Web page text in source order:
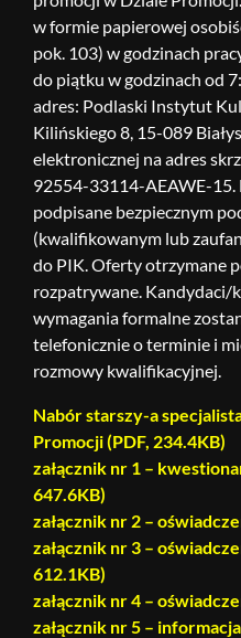
w formie papierowej
pok. 103) w godzinach
do piątku w godzinach od
adres: Podlaski Instytut
Kilińskiego 8, 15-089
elektronicznej na adres
92554-33114-AEAWE-15.
podpisane bezpiecznym
(kwalifikowanym lub
do PIK. Oferty otrzymane
rozpatrywane. Kandydaci/
wymagania formalne
telefonicznie o terminie i
rozmowy kwalifikacyjnej.
Nabór starszy-a
Promocji (PDF, 234.4KB)
załącznik nr 1 –
647.6KB)
załącznik nr 2 –
załącznik nr 3 –
612.1KB)
załącznik nr 4 –
załącznik nr 5 –